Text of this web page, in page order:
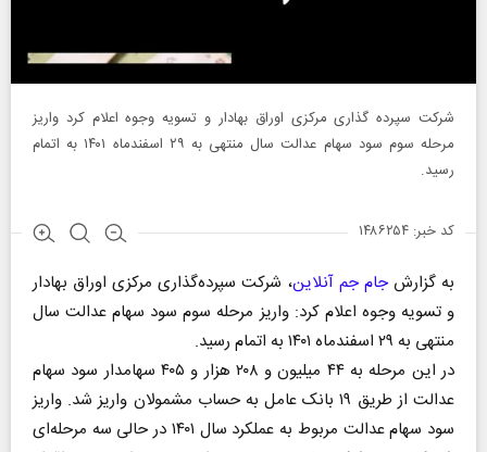
شرکت سپرده گذاری مرکزی اوراق بهادار و تسویه وجوه اعلام کرد واریز
مرحله سوم سود سهام عدالت سال منتهی به ۲۹ اسفندماه ۱۴۰۱ به اتمام
رسید.
کد خبر: ۱۴۸۶۲۵۴
به گزارشجام جم آنلاین، شرکت سپرده‌گذاری مرکزی اوراق بهادار
و تسویه وجوه اعلام کرد: واریز مرحله سوم سود سهام عدالت سال
منتهی به ۲۹ اسفندماه ۱۴۰۱ به اتمام رسید.
در این مرحله به ۴۴ میلیون و ۲۰۸ هزار و ۴۰۵ سهامدار سود سهام
عدالت از طریق ۱۹ بانک عامل به حساب مشمولان واریز شد. واریز
سود سهام عدالت مربوط به عملکرد سال ۱۴۰۱ در حالی سه مرحله‌ای